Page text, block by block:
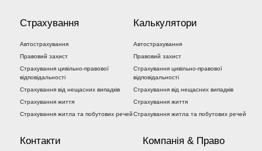
Страхування
Автострахування
Правовий захист
Страхування цивільно-правової
відповідальності
Страхування від нещасних випадків
Страхування життя
Страхування житла та побутових речей
Калькулятори
Автострахування
Правовий захист
Страхування цивільно-правової
відповідальності
Страхування від нещасних випадків
Страхування життя
Страхування житла та побутових речей
Контакти Компанія & Право